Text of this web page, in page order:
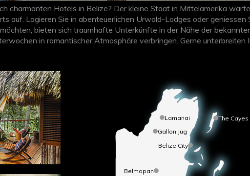
charmanten Hotels in Belize? Der kleine Staat in Mittelamerika
auf. Logieren Sie in abenteuerlichen Urwald-Lodges oder
möchten, bieten sich traumhafte Unterkünfte in der Nähe der
in romantischer Atmosphäre verbringen. Gerne unterbreiten
zu Ihren Ferienwünschen passen.
Belize City
Belmopan
Gallon Jug
Lamanai The Cayes